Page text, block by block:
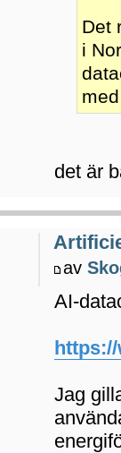
Det
i
det är
av
AI-
Jag